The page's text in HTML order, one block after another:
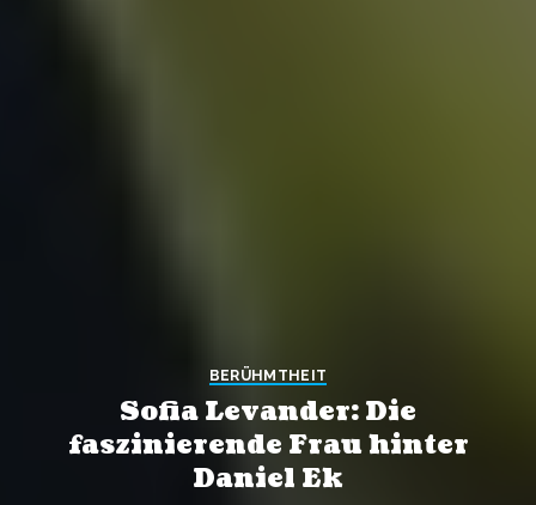
BERÜHMTHEIT
Sofia Levander: Die
faszinierende Frau hinter
Daniel Ek